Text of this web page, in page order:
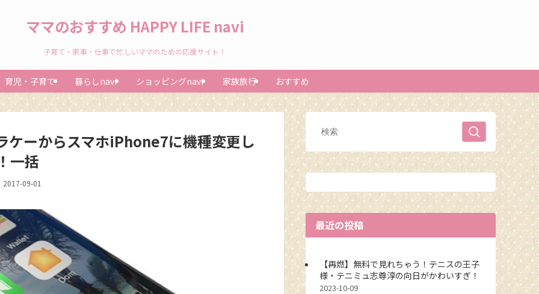
ママのおすすめ HAPPY LIFE navi
子育て・家事・仕事で忙しいママのための応援サイト！
育児・子育て 暮らしnavi ショッピングnavi 家族旅行 おすすめ
ーからスマホiPhone7に機種変更し
一括
2017-09-01
最近の投稿
【再燃】無料で見れちゃう！テニスの王子
様・テニミュ志尊淳の向日がかわいすぎ！
2023-10-09